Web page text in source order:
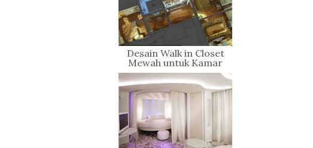
Desain Walk in Closet
Mewah untuk Kamar
Utama yang Penuh Gaya